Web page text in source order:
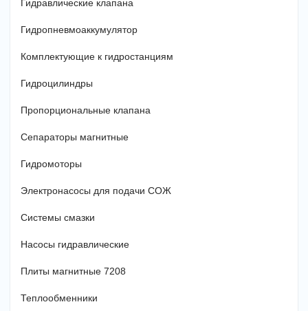
Гидравлические клапана
Гидропневмоаккумулятор
Комплектующие к гидростанциям
Гидроцилиндры
Пропорциональные клапана
Сепараторы магнитные
Гидромоторы
Электронасосы для подачи СОЖ
Системы смазки
Насосы гидравлические
Плиты магнитные 7208
Теплообменники